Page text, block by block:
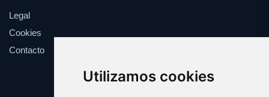
Utilizamos cookies
Legal
Cookies
Contacto